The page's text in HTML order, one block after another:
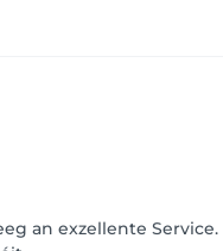
an exzellente